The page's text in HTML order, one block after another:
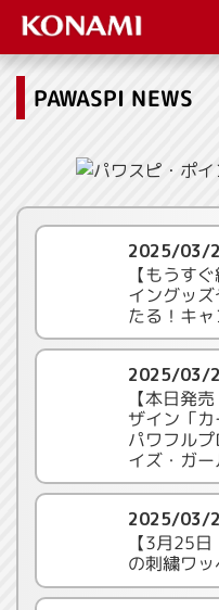
PAWASPI NEWS
2025/03/
【もうす
イングッ
たる！キ
2025/03/
【本日発
ザイン「
パワフル
イズ・ガー
2025/03/
【3月25
の刺繍ワ